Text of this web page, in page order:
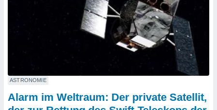
ASTRONOMIE
Alarm im Weltraum: Der private Satellit,